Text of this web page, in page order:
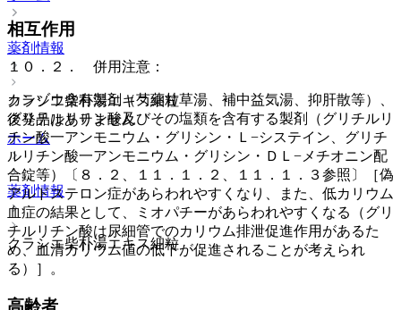
薬剤情報
クラシエ柴朴湯エキス細粒
後発品はありません
ホーム
薬剤情報
クラシエ柴朴湯エキス細粒
相互作用
１０．２． 併用注意：
カンゾウ含有製剤（芍薬甘草湯、補中益気湯、抑肝散等）、
グリチルリチン酸及びその塩類を含有する製剤（グリチルリ
チン酸一アンモニウム・グリシン・Ｌ−システイン、グリチ
ルリチン酸一アンモニウム・グリシン・ＤＬ−メチオニン配
合錠等）〔８．２、１１．１．２、１１．１．３参照〕［偽
アルドステロン症があらわれやすくなり、また、低カリウム
血症の結果として、ミオパチーがあらわれやすくなる（グリ
チルリチン酸は尿細管でのカリウム排泄促進作用があるた
め、血清カリウム値の低下が促進されることが考えられ
る）］。